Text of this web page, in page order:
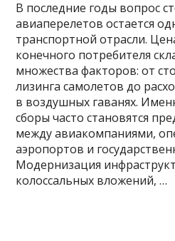
В последние годы вопрос
авиаперелетов остается
транспортной отрасли.
конечного потребителя
множества факторов: от
лизинга самолетов до
в воздушных гаванях.
сборы часто становятся
между авиакомпаниями,
аэропортов и
Модернизация
колоссальных вложений, …